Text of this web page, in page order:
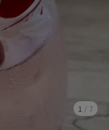
1 / 7